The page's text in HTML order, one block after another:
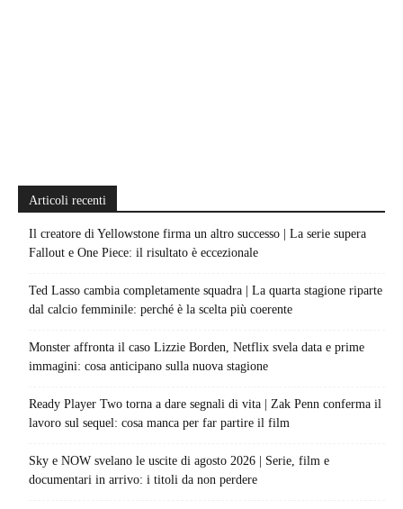
Articoli recenti
Il creatore di Yellowstone firma un altro successo | La serie supera
Fallout e One Piece: il risultato è eccezionale
Ted Lasso cambia completamente squadra | La quarta stagione riparte
dal calcio femminile: perché è la scelta più coerente
Monster affronta il caso Lizzie Borden, Netflix svela data e prime
immagini: cosa anticipano sulla nuova stagione
Ready Player Two torna a dare segnali di vita | Zak Penn conferma il
lavoro sul sequel: cosa manca per far partire il film
Sky e NOW svelano le uscite di agosto 2026 | Serie, film e
documentari in arrivo: i titoli da non perdere